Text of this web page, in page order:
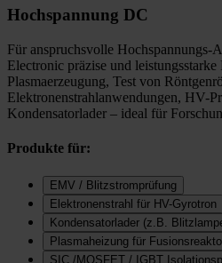
Hochspannung DC
Für anspruchsvolle Hochspannungs-
Electronic präzise und
Plasmaerzeugung, Test von
Elektronenstrahlanwendungen, HV-
Kondensatorlader – ideal für
Produkte für:
EMV / Blitzstromprüfung
Elektronenstrahl für HV-Gyrotron
Kondensatorlader (z.B.
Plasmaheizung für
SIC /MOSFET / IGBT